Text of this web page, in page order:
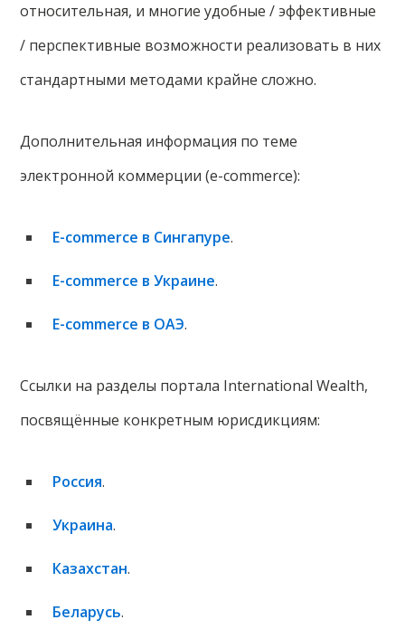
относительная, и многие удобные / эффективные
/ перспективные возможности реализовать в них
стандартными методами крайне сложно.
Дополнительная информация по теме
электронной коммерции (e-commerce):
E-commerce в Сингапуре.
E-commerce в Украине.
E-commerce в ОАЭ.
Ссылки на разделы портала International Wealth,
посвящённые конкретным юрисдикциям:
Россия.
Украина.
Казахстан.
Беларусь.